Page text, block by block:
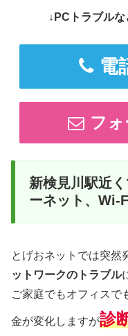
↓PCトラブル
電
フ
新検見川駅近
ーネット、Wi-
とげおネットでは突然
ットワークのトラブル
ご家庭でもオフィスで
金が変化しますが診